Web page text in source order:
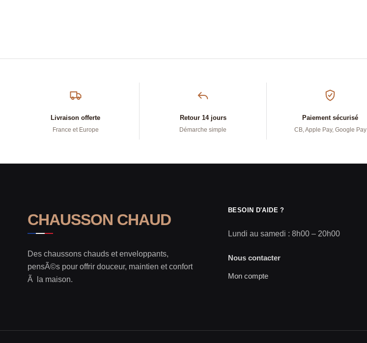
Livraison offerte
France et Europe
Retour 14 jours
Démarche simple
Paiement sécurisé
CB, Apple Pay, Google Pay
CHAUSSON CHAUD
Des chaussons chauds et enveloppants,
pensÃ©s pour offrir douceur, maintien et confort
Ã la maison.
BESOIN D'AIDE ?
Lundi au samedi : 8h00 – 20h00
Nous contacter
Mon compte